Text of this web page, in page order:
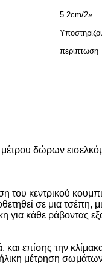
5.2cm/2»
περίπτωση
μέτρου δώρων
του κεντρικού
σε μια
για κάθε ράβοντας
επίσης την
μέτρηση